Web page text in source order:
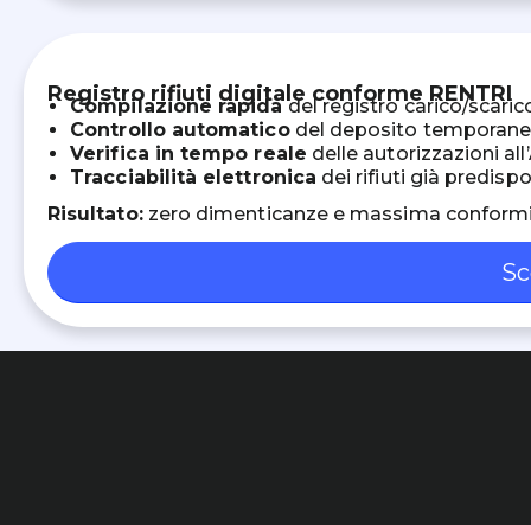
Registro rifiuti digitale conforme RENTRI
Compilazione rapidadel registro carico/
Controllo automaticodel deposito
Verifica in tempo reale delle autorizzazioni
Tracciabilità elettronica dei rifiuti già
Risultato:zero dimenticanze e massima